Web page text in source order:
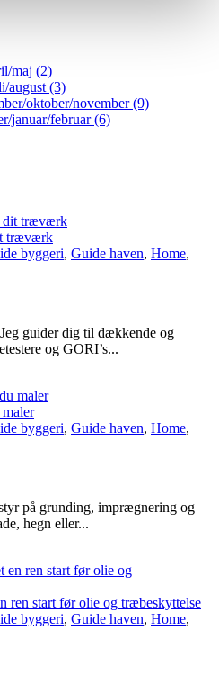
maj (2)
august (3)
oktober/november (9)
januar/februar (6)
træværk
byggeri, Guide haven, Home,
guider dig til dækkende og
og GORI’s...
byggeri, Guide haven, Home,
på grunding, imprægnering og
hegn eller...
start før olie og træbeskyttelse
byggeri, Guide haven, Home,